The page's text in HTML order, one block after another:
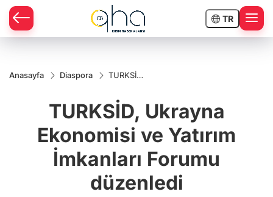
TR
Anasayfa Diaspora
TURKSİD,
ve Yatırım
İmkanları
Forumu
düzenledi
TURKSİD, Ukrayna
Ekonomisi ve Yatırım
İmkanları Forumu
düzenledi